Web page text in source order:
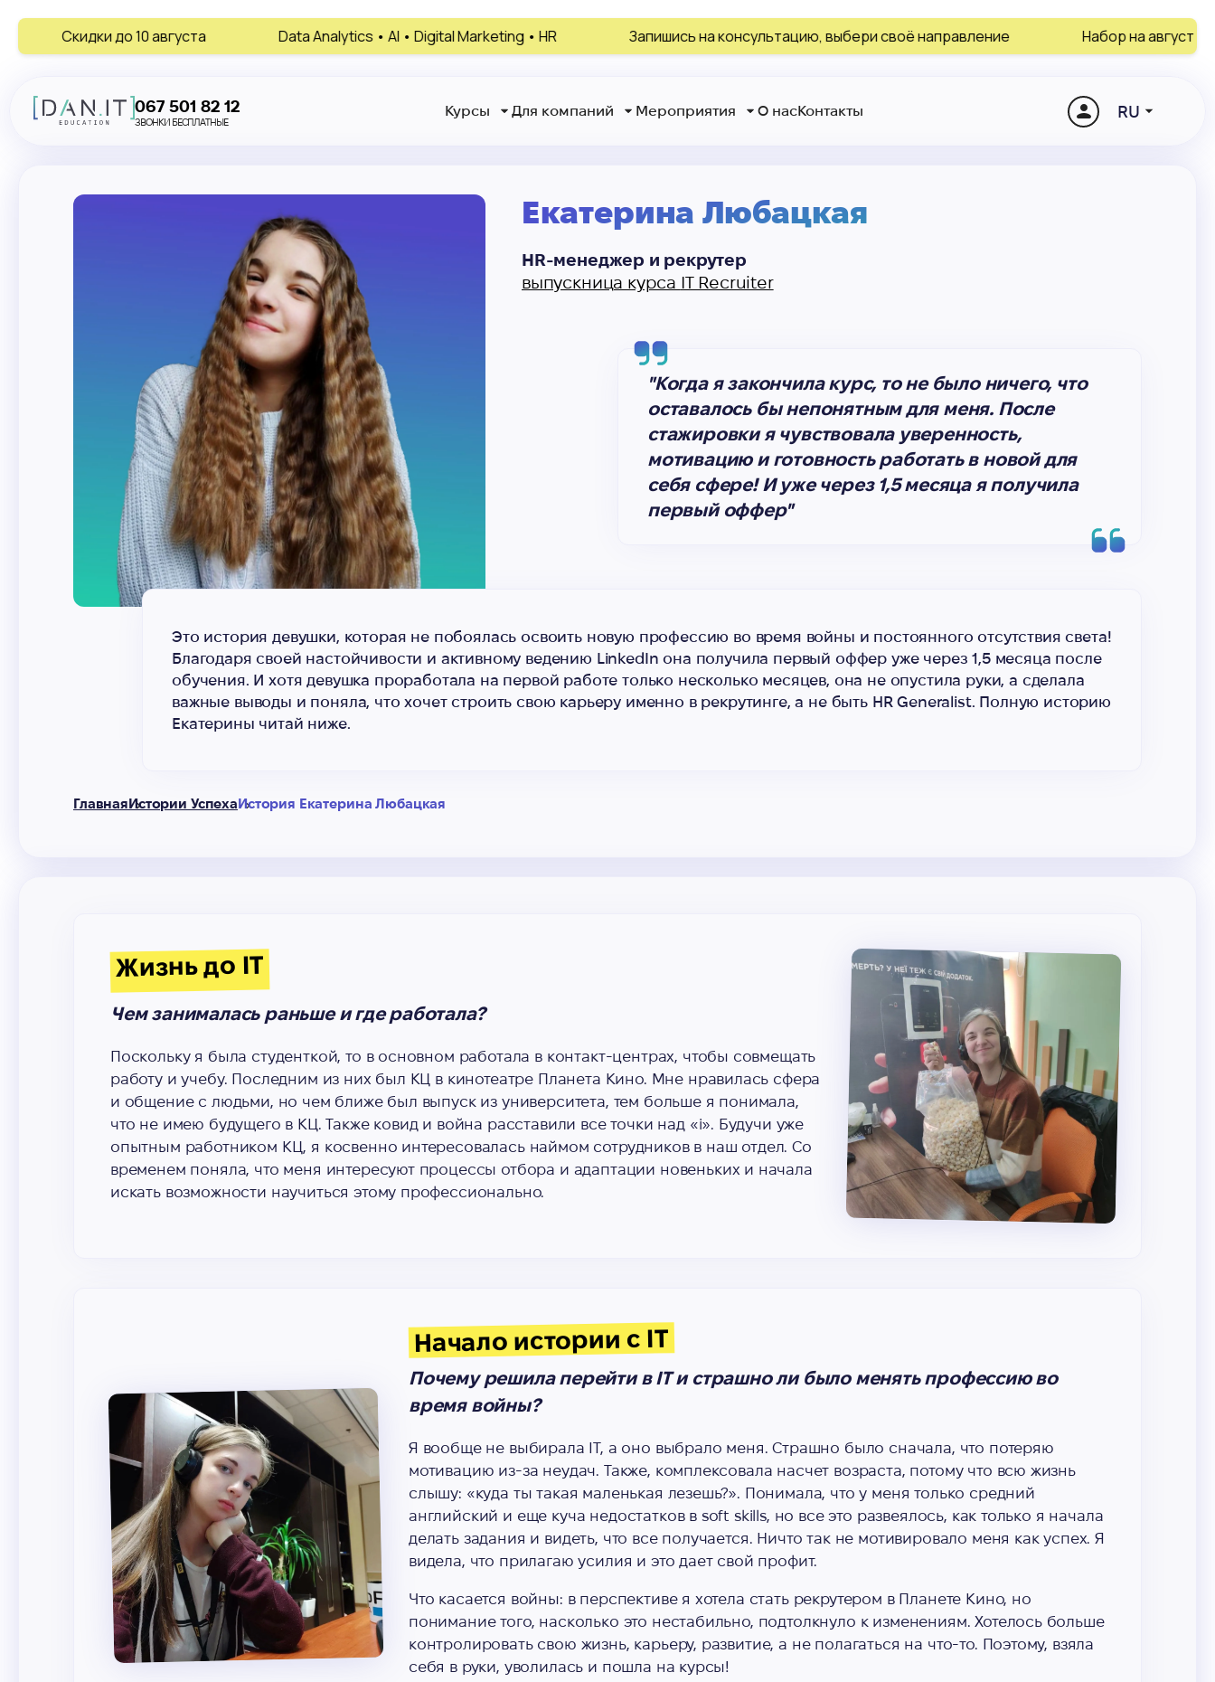
10 августа Data Analytics • AI • Digital Marketing • HR Запишись на консультацию, выбери своё направление Набор на август и сентябрь
067 501 82 12
ЗВОНКИ БЕСПЛАТНЫЕ
Курсы Для компаний Мероприятия О насКонтакты RU
Екатерина Любацкая
HR-менеджер и рекрутер
выпускница курса IT Recruiter
"Когда я закончила курс, то не было ничего, что
оставалось бы непонятным для меня. После
стажировки я чувствовала уверенность,
мотивацию и готовность работать в новой для
себя сфере! И уже через 1,5 месяца я получила
первый оффер"
Это история девушки, которая не побоялась освоить новую профессию во время войны и постоянного отсутствия света!
Благодаря своей настойчивости и активному ведению LinkedIn она получила первый оффер уже через 1,5 месяца после
обучения. И хотя девушка проработала на первой работе только несколько месяцев, она не опустила руки, а сделала
важные выводы и поняла, что хочет строить свою карьеру именно в рекрутинге, а не быть HR Generalist. Полную историю
Екатерины читай ниже.
Главная Истории Успеха История Екатерина Любацкая
Жизнь до IT
Чем занималась раньше и где работала?
Поскольку я была студенткой, то в основном работала в контакт-центрах, чтобы совмещать
работу и учебу. Последним из них был КЦ в кинотеатре Планета Кино. Мне нравилась сфера
и общение с людьми, но чем ближе был выпуск из университета, тем больше я понимала,
что не имею будущего в КЦ. Также ковид и война расставили все точки над «і». Будучи уже
опытным работником КЦ, я косвенно интересовалась наймом сотрудников в наш отдел. Со
временем поняла, что меня интересуют процессы отбора и адаптации новеньких и начала
искать возможности научиться этому профессионально.
Начало истории с IT
Почему решила перейти в ІТ и страшно ли было менять профессию во
время войны?
Я вообще не выбирала IT, а оно выбрало меня. Страшно было сначала, что потеряю
мотивацию из-за неудач. Также, комплексовала насчет возраста, потому что всю жизнь
слышу: «куда ты такая маленькая лезешь?». Понимала, что у меня только средний
английский и еще куча недостатков в soft skills, но все это развеялось, как только я начала
делать задания и видеть, что все получается. Ничто так не мотивировало меня как успех. Я
видела, что прилагаю усилия и это дает свой профит.
Что касается войны: в перспективе я хотела стать рекрутером в Планете Кино, но
понимание того, насколько это нестабильно, подтолкнуло к изменениям. Хотелось больше
контролировать свою жизнь, карьеру, развитие, а не полагаться на что-то. Поэтому, взяла
себя в руки, уволилась и пошла на курсы!